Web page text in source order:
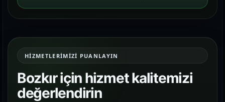
HIZMETLERIMIZI PUANLAYIN
Bozkır için hizmet kalitemizi
değerlendirin